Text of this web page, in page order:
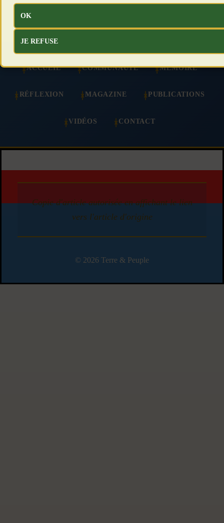
ACCUEIL COMMUNAUTÉ MÉMOIRE
RÉFLEXION MAGAZINE PUBLICATIONS
VIDÉOS CONTACT
Copie d'article autorisée en affichant le lien
vers l'article d'origine
© 2026 Terre & Peuple
OK
JE REFUSE